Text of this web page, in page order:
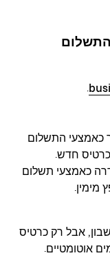
התשלום
.
כאמצעי התשלום
חדש.
כאמצעי תשלום
מימין.
אבל רק כרטיס
אוטומטיים.